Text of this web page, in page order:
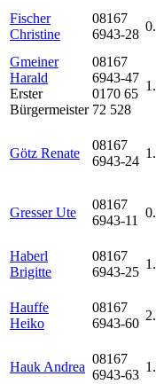
Fischer
Christine
08167
6943-28
Gmeiner
Harald
Erster
Bürgermeister
08167
6943-47
0170 65
72 528
Götz Renate
08167
6943-24
Gresser Ute
08167
6943-11
Haberl
Brigitte
08167
6943-25
Hauffe
Heiko
08167
6943-60
Hauk Andrea
08167
6943-63